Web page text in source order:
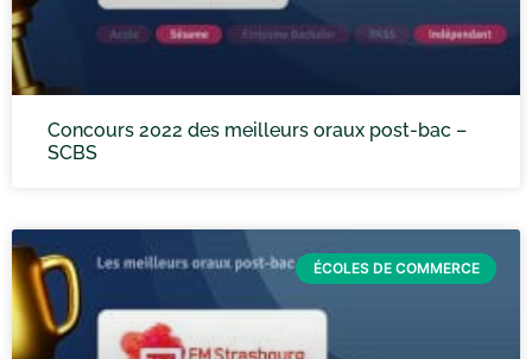
Concours 2022 des meilleurs oraux post-bac –
SCBS
ÉCOLES DE COMMERCE